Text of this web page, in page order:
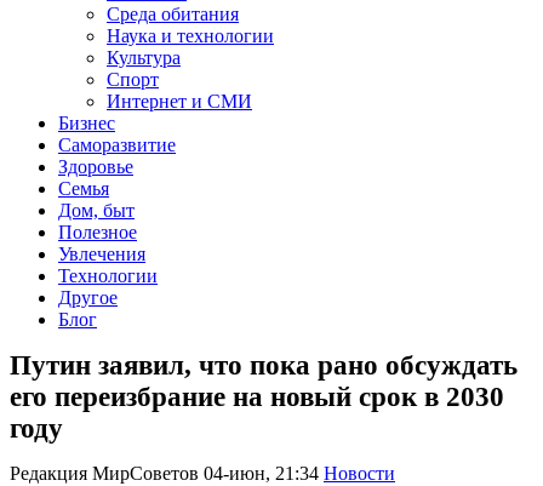
Среда обитания
Наука и технологии
Культура
Спорт
Интернет и СМИ
Бизнес
Саморазвитие
Здоровье
Семья
Дом, быт
Полезное
Увлечения
Технологии
Другое
Блог
Путин заявил, что пока рано обсуждать
его переизбрание на новый срок в 2030
году
Редакция МирСоветов 04-июн, 21:34 Новости